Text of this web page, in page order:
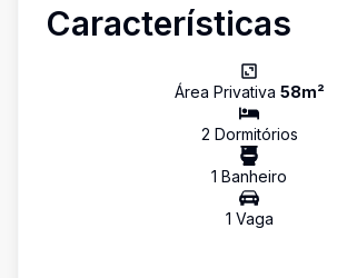
Características
Área Privativa 58m²
2 Dormitórios
1 Banheiro
1 Vaga